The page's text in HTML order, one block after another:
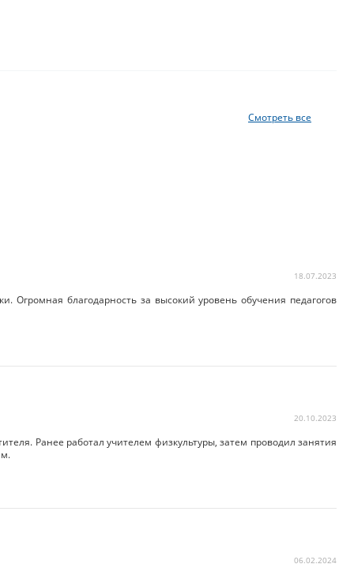
Смотреть все
18.07.2023
Огромная благодарность за высокий уровень обучения педагогов
20.10.2023
Ранее работал учителем физкультуры, затем проводил занятия
06.02.2024